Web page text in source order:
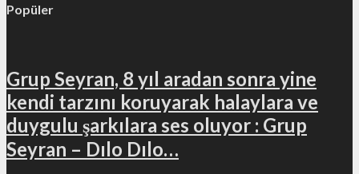
Popüler
Grup Seyran, 8 yıl aradan sonra yine
kendi tarzını koruyarak halaylara ve
duygulu şarkılara ses oluyor : Grup
Seyran – Dılo Dılo…